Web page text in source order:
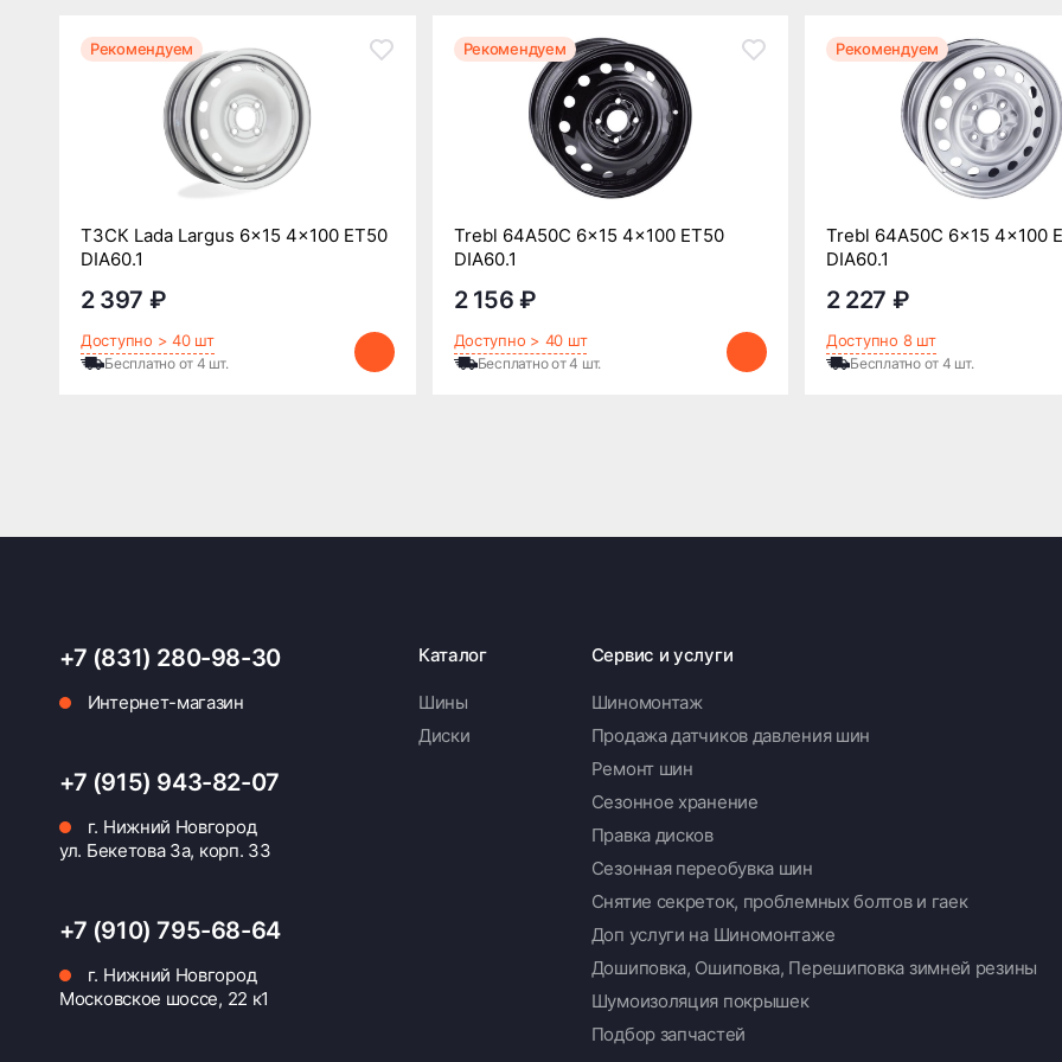
Рекомендуем
ТЗСК Lada Largus 6x15 4x100 ET50
DIA60.1
2 397 ₽
Доступно > 40 шт
Бесплатно от 4 шт.
Рекомендуем
Trebl 64A50C 6x15 4x100 ET50
DIA60.1
2 156 ₽
Доступно > 40 шт
Бесплатно от 4 шт.
Рекомендуем
Trebl 64A50C 6x15 4x100
DIA60.1
2 227 ₽
Доступно 8 шт
Бесплатно от 4 шт.
+7 (831) 280-98-30
Интернет-магазин
+7 (915) 943-82-07
г. Нижний Новгород
ул. Бекетова 3а, корп. 33
+7 (910) 795-68-64
г. Нижний Новгород
Московское шоссе, 22 к1
Каталог
Шины
Диски
Сервис и услуги
Шиномонтаж
Продажа датчиков давления шин
Ремонт шин
Сезонное хранение
Правка дисков
Сезонная переобувка шин
Снятие секреток, проблемных болтов и гаек
Доп услуги на Шиномонтаже
Дошиповка, Ошиповка, Перешиповка зимней резины
Шумоизоляция покрышек
Подбор запчастей